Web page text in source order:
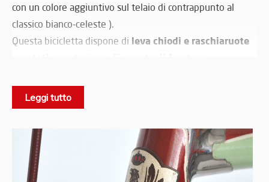
con un colore aggiuntivo sul telaio di contrappunto al
classico bianco-celeste ).
Questa bicicletta dispone di leva chiodi e raschiaruote
improbabile. Questi due provvedimenti che noi oggi
possiamo definire rudimentali erano innovazioni
indubbi vantaggi a chi li possedeva.
Questa bicicletta non fu destinata propriamente alle
corse, era rivolta ad un
pubblico di estimatori e
Leggi tutto